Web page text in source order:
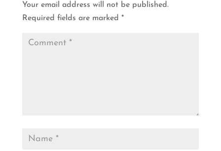
Your email address will not be published.
Required fields are marked *